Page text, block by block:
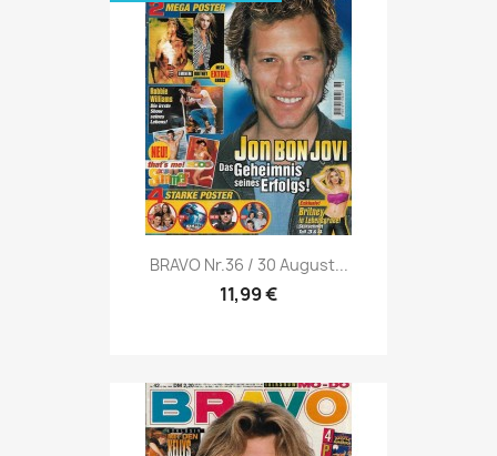
Vorschau
BRAVO Nr.36 / 30 August...
11,99 €